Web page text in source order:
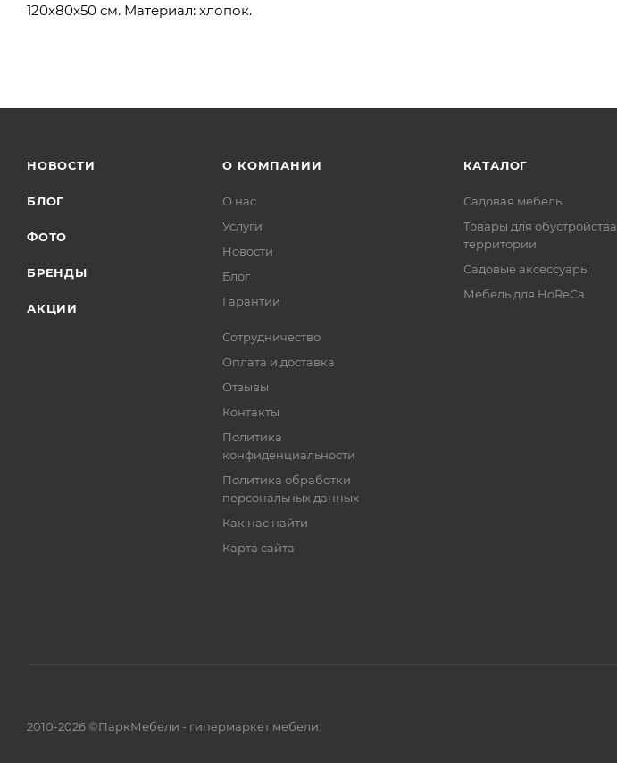
120x80x50 см. Материал: хлопок.
НОВОСТИ
БЛОГ
ФОТО
БРЕНДЫ
АКЦИИ
О КОМПАНИИ
О нас
Услуги
Новости
Блог
Гарантии
Сотрудничество
Оплата и доставка
Отзывы
Контакты
Политика
конфиденциальности
Политика обработки
персональных данных
Как нас найти
Карта сайта
КАТАЛОГ
Садовая мебель
Товары для обустройства
территории
Садовые аксессуары
Мебель для HoReCa
2010-2026 ©ПаркМебели - гипермаркет мебели: